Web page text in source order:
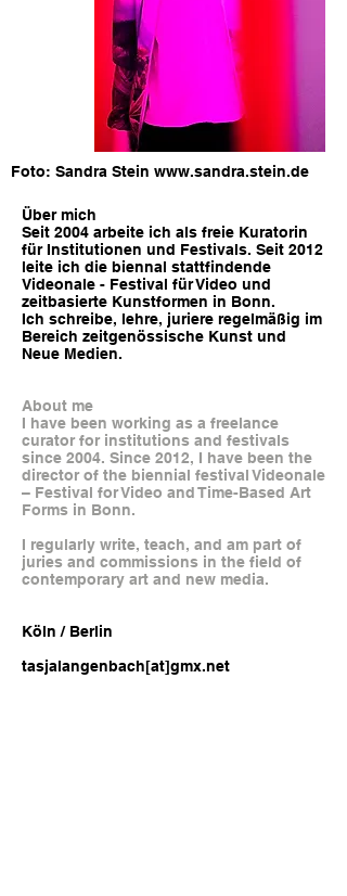
Foto: Sandra Stein www.sandra.stein.de
Über mich
Seit 2004 arbeite ich als freie Kuratorin
für Institutionen und Festivals. Seit 2012
leite ich die biennal stattfindende
Videonale - Festival für Video und
zeitbasierte Kunstformen in Bonn.
Ich schreibe, lehre, juriere regelmäßig im
Bereich zeitgenössische Kunst und
Neue Medien.
About me
I have been working as a freelance
curator for institutions and festivals
since 2004. Since 2012, I have been the
director of the biennial festival Videonale
– Festival for Video and Time-Based Art
Forms in Bonn.
I regularly write, teach, and am part of
juries and commissions in the field of
contemporary art and new media.
Köln / Berlin
tasjalangenbach[at]gmx.net